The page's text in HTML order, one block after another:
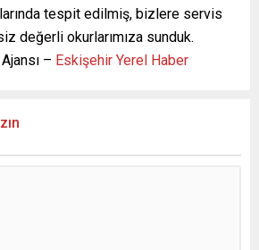
tespit edilmiş, bizlere servis
değerli okurlarımıza sunduk.
– Eskişehir Yerel Haber